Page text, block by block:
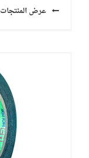
عرض المنتجات